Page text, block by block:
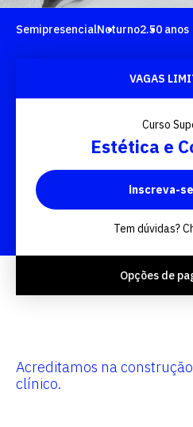
SemipresencialNoturno2.50 anos
VAGAS
Curso
Estética e
inscreva-
Tem dúvidas?
Opções de
Acreditamos na
clínico.